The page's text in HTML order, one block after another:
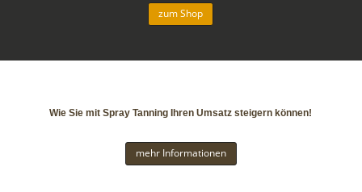
zum Shop
Wie Sie mit Spray Tanning Ihren Umsatz steigern können!
mehr Informationen